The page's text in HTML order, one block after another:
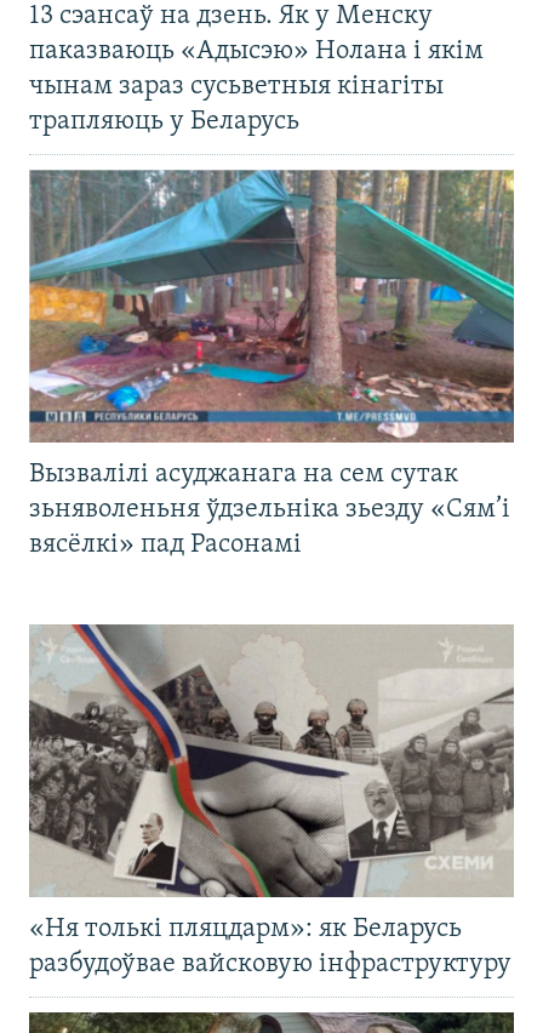
13 сэансаў на дзень. Як у Менску
паказваюць «Адысэю» Нолана і якім
чынам зараз сусьветныя кінагіты
трапляюць у Беларусь
Вызвалілі асуджанага на сем сутак
зьняволеньня ўдзельніка зьезду «Сям’і
вясёлкі» пад Расонамі
«Ня толькі пляцдарм»: як Беларусь
разбудоўвае вайсковую інфраструктуру